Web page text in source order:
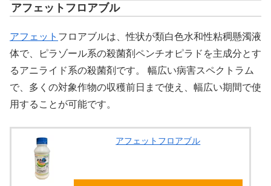
アフェットフロアブル
アフェット フロアブルは、性状が類白色水和性粘稠懸濁液
体で、ピラゾール系の殺菌剤ペンチオピラドを主成分とす
るアニライド系の殺菌剤です。 幅広い病害スペクトラム
で、多くの対象作物の収穫前日まで使え、幅広い期間で使
用することが可能です。
アフェットフロアブル